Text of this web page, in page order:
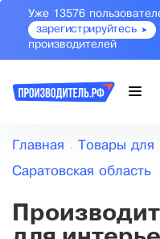
Уже 13576
зарегистрируйтесь
производителей
Главная Товары для
Саратовская область